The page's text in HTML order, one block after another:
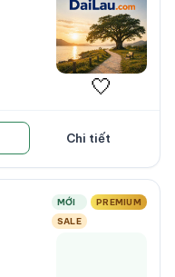
🤍
Chi tiết
MỚI
PREMIUM
SALE